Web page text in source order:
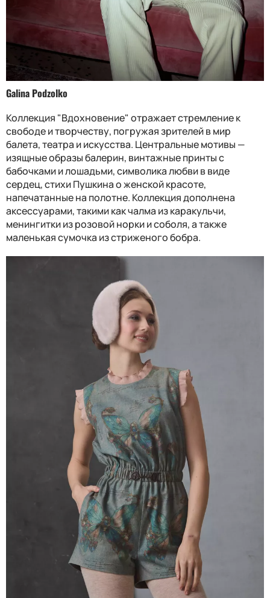
Galina Podzolko
Коллекция "Вдохновение" отражает стремление к
свободе и творчеству, погружая зрителей в мир
балета, театра и искусства. Центральные мотивы —
изящные образы балерин, винтажные принты с
бабочками и лошадьми, символика любви в виде
сердец, стихи Пушкина о женской красоте,
напечатанные на полотне. Коллекция дополнена
аксессуарами, такими как чалма из каракульчи,
менингитки из розовой норки и соболя, а также
маленькая сумочка из стриженого бобра.